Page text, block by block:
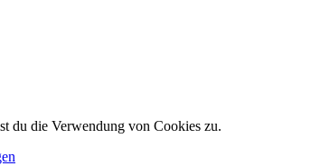
du die Verwendung von Cookies zu.